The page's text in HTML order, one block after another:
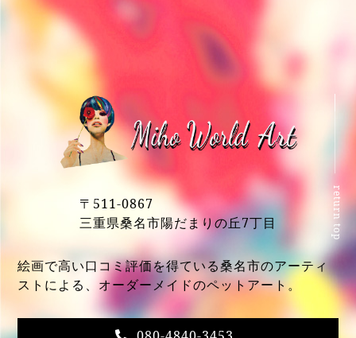
return top
〒511-0867
三重県桑名市陽だまりの丘7丁目
絵画で高い口コミ評価を得ている桑名市のアーティ
ストによる、オーダーメイドのペットアート。